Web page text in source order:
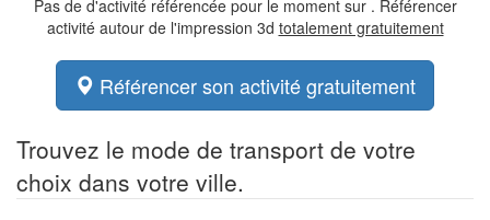
Pas de d'activité référencée pour le moment sur . Référencer
activité autour de l'impression 3d totalement gratuitement
Référencer son activité gratuitement
Trouvez le mode de transport de votre
choix dans votre ville.